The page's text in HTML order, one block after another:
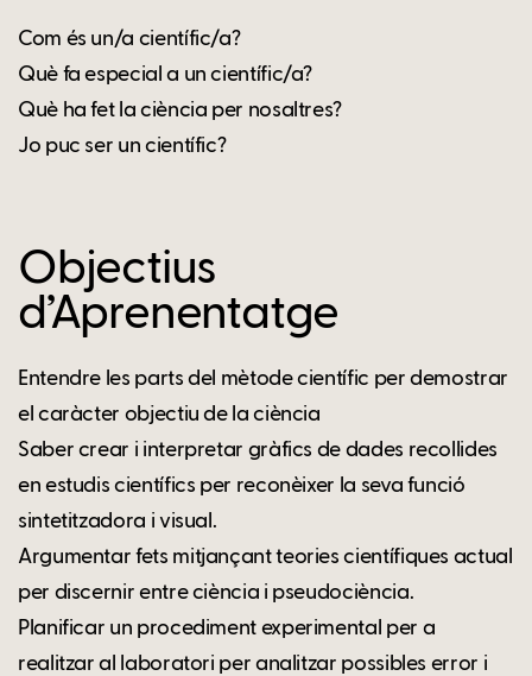
Com és un/a científic/a?
Què fa especial a un científic/a?
Què ha fet la ciència per nosaltres?
Jo puc ser un científic?
Objectius
d’Aprenentatge
Entendre les parts del mètode científic per demostrar
el caràcter objectiu de la ciència
Saber crear i interpretar gràfics de dades recollides
en estudis científics per reconèixer la seva funció
sintetitzadora i visual.
Argumentar fets mitjançant teories científiques actual
per discernir entre ciència i pseudociència.
Planificar un procediment experimental per a
realitzar al laboratori per analitzar possibles error i